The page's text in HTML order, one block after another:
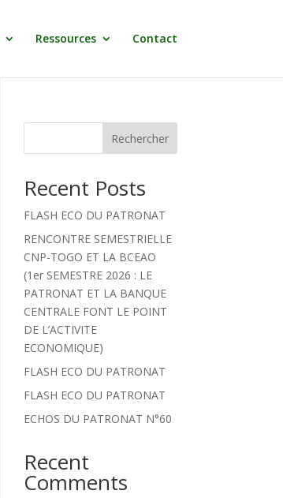
Ressources Contact
Rechercher
Recent Posts
FLASH ECO DU PATRONAT
RENCONTRE SEMESTRIELLE
CNP-TOGO ET LA BCEAO
(1er SEMESTRE 2026 : LE
PATRONAT ET LA BANQUE
CENTRALE FONT LE POINT
DE L’ACTIVITE
ECONOMIQUE)
FLASH ECO DU PATRONAT
FLASH ECO DU PATRONAT
ECHOS DU PATRONAT N°60
Recent
Comments